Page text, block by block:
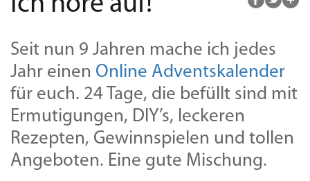
Seit nun 9 Jahren mache ich jedes
Jahr einen Online Adventskalender
für euch. 24 Tage, die befüllt sind mit
Ermutigungen, DIY’s, leckeren
Rezepten, Gewinnspielen und tollen
Angeboten. Eine gute Mischung.